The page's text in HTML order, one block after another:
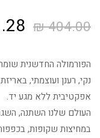
404.00
₪
היה:
₪.
הפורמולה החדשנית
נקי, רענן ועוצמתי,
אפקטיבית ללא מגע יד.
העולם שלנו השתנה,
במחיצות שקופות,